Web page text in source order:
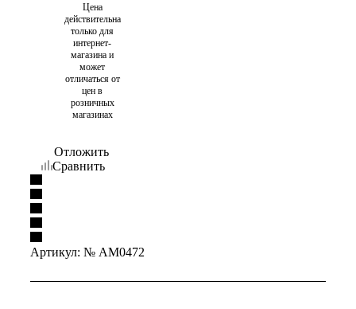
Цена
действительна
только для
интернет-
магазина и
может
отличаться от
цен в
розничных
магазинах
Отложить
Сравнить
Артикул: № AM0472